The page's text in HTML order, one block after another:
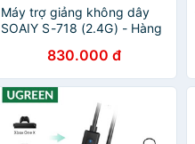
Máy trợ giảng không dây
SOAIY S-718 (2.4G) - Hàng
830.000 đ